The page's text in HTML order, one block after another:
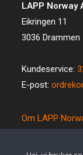
LAPP Norway
Eikringen 11
3036 Drammen
Kundeservice:
E-post:
Om LAPP
Kvalitet og miljø